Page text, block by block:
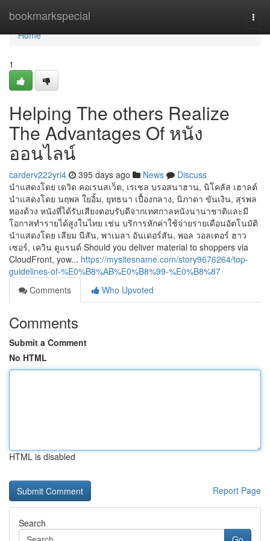
bookmarkspecial
Home
Home
1
Helping The others Realize
The Advantages Of หนัง
ออนไลน์
carderv222yri4 395 days ago News
Discuss
นำแสดงโดย เดวิด คอเรนสเว็ต, เรเชล บรอสนาฮาน, นิโคลัส เฮาลต์
นำแสดงโดย นฤพล ใยอิ้ม, ยุทธนา เปื้องกลาง, นิภาดา ขันเงิน, สุรพล
ทองด้วง หนังที่ได้รับเสียงตอบรับดีจากเทศกาลหนังนานาชาติและมี
โอกาสทำรายได้สูงในไทย เช่น บริการหักค่าใช้จ่ายรายเดือนอัตโนมัติ
นำแสดงโดย เลียม นีสัน, พาเมลา อันเดอร์สัน, พอล วอลเตอร์ ฮาว
เซอร์, เควิน ดูแรนด์ Should you deliver material to shoppers via
CloudFront, yow... https://mysitesname.com/story9676264/top-
guidelines-of-%E0%B8%AB%E0%B8%99-%E0%B8%87
Comments
Who Upvoted
Comments
Submit a Comment
No HTML
HTML is disabled
Report Page
Search